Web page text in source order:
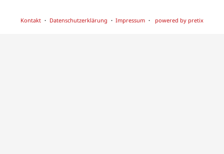
Kontakt Datenschutzerklärung Impressum powered by pretix